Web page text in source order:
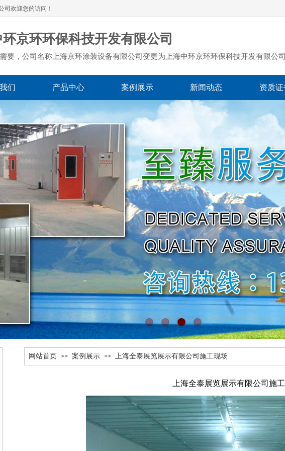
司 欢迎您的访问！
京环环保科技开发有限公司
要，公司名称上海京环涂装设备有限公司变更为上海中环京环环保科技开发有限公
们 产品中心 案例展示 新闻动态 资质
网站首页 >> 案例展示 >> 上海全泰展览展示有限公司施工现场
上海全泰展览展示有限公司施